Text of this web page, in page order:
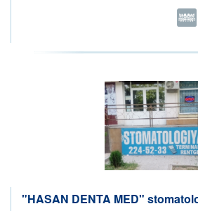
"HASAN DENTA MED"